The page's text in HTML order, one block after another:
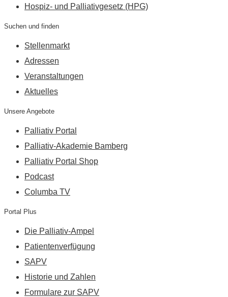
Hospiz- und Palliativgesetz (HPG)
Suchen und finden
Stellenmarkt
Adressen
Veranstaltungen
Aktuelles
Unsere Angebote
Palliativ Portal
Palliativ-Akademie Bamberg
Palliativ Portal Shop
Podcast
Columba TV
Portal Plus
Die Palliativ-Ampel
Patientenverfügung
SAPV
Historie und Zahlen
Formulare zur SAPV